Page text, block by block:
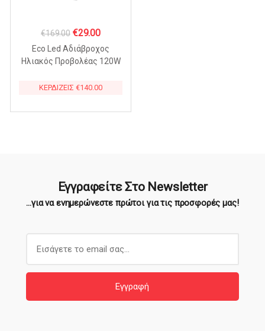
€169.00 Original
price
was:
€29.00Η
τρέχουσα
τιμή
€29.00.
Eco Led Αδιάβροχος
Ηλιακός Προβολέας 120W
ΚΕΡΔΙΖΕΙΣ €140.00
Εγγραφείτε Στο Newsletter
...για να ενημερώνεστε πρώτοι για τις προσφορές μας!
a
l
Εγγραφή